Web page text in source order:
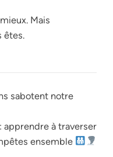
Mais
êtes.
sabotent notre
apprendre à traverser
ensemble